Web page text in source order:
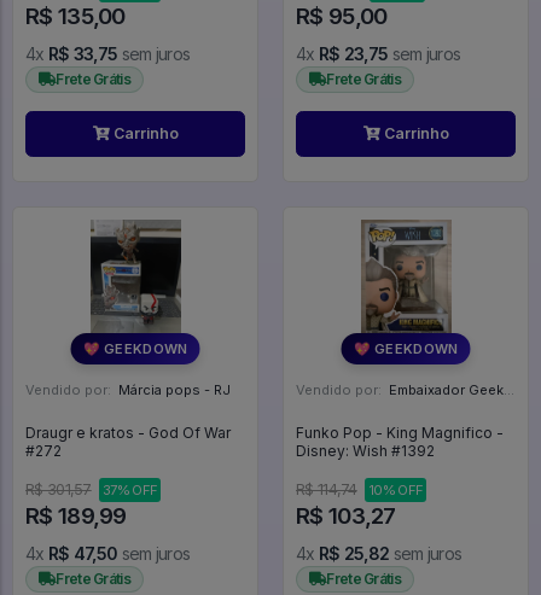
R$ 135,00
4x R$ 33,75 sem juros
Frete Grátis
Carrinho
R$ 95,00
4x R$ 23,75 sem juros
Frete Grátis
Carrinho
💖 GEEKDOWN
Vendido por: Márcia pops - RJ
Draugr e kratos - God Of War
#272
R$ 301,57 37% OFF
R$ 189,99
4x R$ 47,50 sem juros
Frete Grátis
💖 GEEKDOWN
Vendido por: Embaixador Geek - SP
Funko Pop - King Magnifico -
Disney: Wish #1392
R$ 114,74 10% OFF
R$ 103,27
4x R$ 25,82 sem juros
Frete Grátis